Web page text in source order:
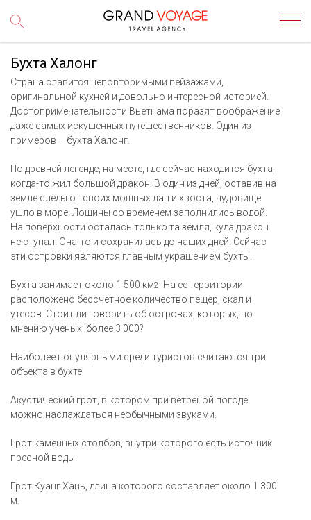
Бухта Халонг
Страна славится неповторимыми пейзажами,
оригинальной кухней и довольно интересной историей.
Достопримечательности Вьетнама поразят воображение
даже самых искушенных путешественников. Один из
примеров – бухта Халонг.
По древней легенде, на месте, где сейчас находится бухта,
когда-то жил большой дракон. В один из дней, оставив на
земле следы от своих мощных лап и хвоста, чудовище
ушло в море. Лощины со временем заполнились водой.
На поверхности осталась только та земля, куда дракон
не ступал. Она-то и сохранилась до наших дней. Сейчас
эти островки являются главным украшением бухты.
Бухта занимает около 1 500 км2 . На ее территории
расположено бессчетное количество пещер, скал и
утесов. Стоит ли говорить об островах, которых, по
мнению ученых, более 3 000?
Наиболее популярными среди туристов считаются три
объекта в бухте:
Акустический грот, в котором при ветреной погоде
можно наслаждаться необычными звуками.
Грот каменных столбов, внутри которого есть источник
пресной воды.
Грот Куанг Хань, длина которого составляет около 1 300
м.